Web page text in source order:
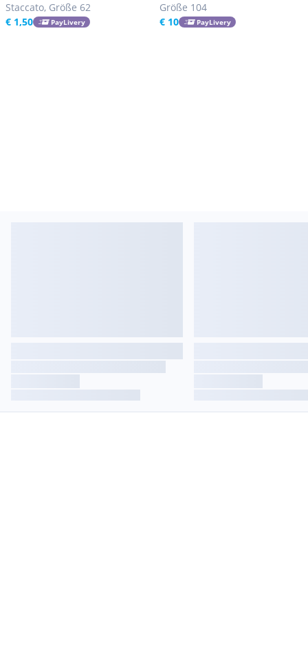
Staccato, Größe 62
€ 1,50
PayLivery
Größe 104
€ 10
PayLivery